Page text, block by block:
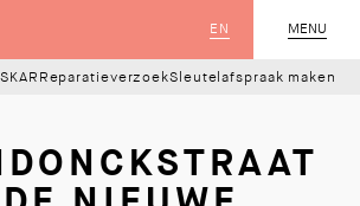
MENU
SLUIT
EN
ReparatieverzoekSleutelafspraak maken